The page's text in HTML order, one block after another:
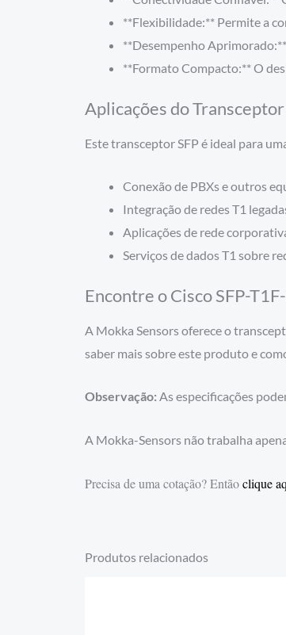
**Flexibilidade:** Permite a
**Desempenho
**Formato Compacto:** O
Aplicações do
Este transceptor SFP é ideal para
Conexão de PBXs e outros
Integração de redes T1
Aplicações de rede
Serviços de dados T1 sobre
Encontre o Cisco SFP-
A Mokka Sensors oferece o
saber mais sobre este produto e
Observação: As especificações
A Mokka-Sensors não trabalha
Precisa de uma cotação? Entãoclique
Produtos relacionados